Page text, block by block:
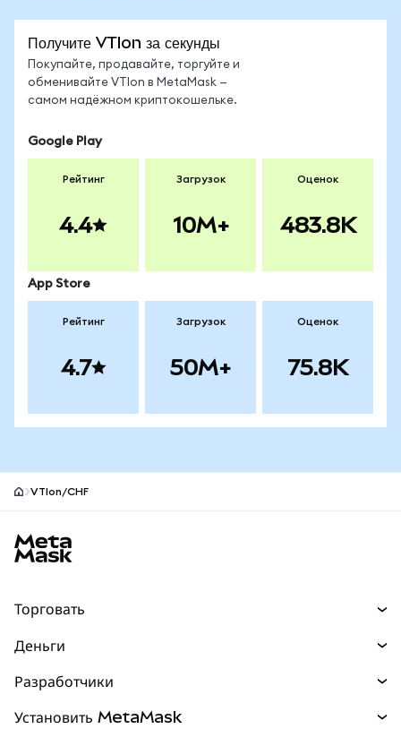
Получите VTIon за секунды
Покупайте, продавайте, торгуйте и
обменивайте VTIon в MetaMask —
самом надёжном криптокошельке.
Google Play
Рейтинг
4.4
Загрузок
10M+
Оценок
483.8K
App Store
Рейтинг
4.7
Загрузок
50M+
Оценок
75.8K
VTIon/CHF
Торговать
Прогнозы
Перпы НОВИНКА
Деньги
mUSD
Разработчики
Установить MetaMask